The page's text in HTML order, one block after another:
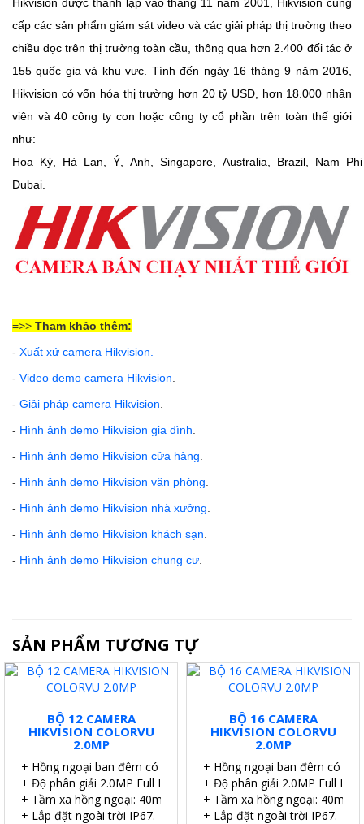
Hikvision được thành lập vào tháng 11 năm 2001, Hikvision cung
cấp các sản phẩm giám sát video và các giải pháp thị trường theo
chiều dọc trên thị trường toàn cầu, thông qua hơn 2.400 đối tác ở
155 quốc gia và khu vực. Tính đến ngày 16 tháng 9 năm 2016,
Hikvision có vốn hóa thị trường hơn 20 tỷ USD, hơn 18.000 nhân
viên và 40 công ty con hoặc công ty cổ phần trên toàn thế giới
như:
Hoa Kỳ, Hà Lan, Ý, Anh, Singapore, Australia, Brazil, Nam
Phi
Dubai.
=>> Tham khảo thêm:
- Xuất xứ camera Hikvision
- Video demo camera Hikvision
- Giải pháp camera Hikvision
- Hình ảnh demo Hikvision gia đình
- Hình ảnh demo Hikvision cửa hàng
- Hình ảnh demo Hikvision văn phòng
- Hình ảnh demo Hikvision nhà xưởng
- Hình ảnh demo Hikvision khách sạn
- Hình ảnh demo Hikvision chung cư
SẢN PHẨM TƯƠNG TỰ
BỘ 12 CAMERA
HIKVISION COLORVU
2.0MP
+ Hồng ngoại ban đêm có màu.
+ Độ phân giải 2.0MP Full HD.
+ Tầm xa hồng ngoại: 40m.
+ Lắp đặt ngoài trời IP67.
BỘ 16 CAMERA
HIKVISION COLORVU
2.0MP
+ Hồng ngoại ban đêm có
+ Độ phân giải 2.0MP Full HD.
+ Tầm xa hồng ngoại: 40m.
+ Lắp đặt ngoài trời IP67.